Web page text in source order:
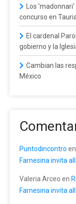
Los
concurso en
El cardenal
gobierno y la
Cambian las
México
Puntodincontro en
Farnesina invita
Valeria Arceo en
Farnesina invita